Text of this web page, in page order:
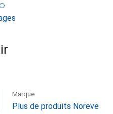
Marque
Plus de produits Noreve